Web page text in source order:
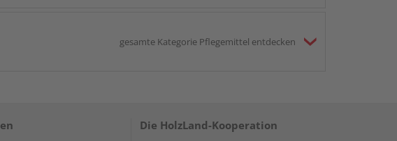
gesamte Kategorie Pflegemittel entdecken
Die HolzLand-Kooperation